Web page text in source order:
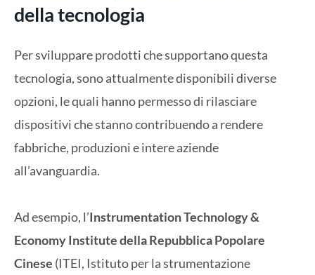
della tecnologia
Per sviluppare prodotti che supportano questa
tecnologia, sono attualmente disponibili diverse
opzioni, le quali hanno permesso di rilasciare
dispositivi che stanno contribuendo a rendere
fabbriche, produzioni e intere aziende
all’avanguardia.
Ad esempio, l’Instrumentation Technology &
Economy Institute della Repubblica Popolare
Cinese (ITEI, Istituto per la strumentazione